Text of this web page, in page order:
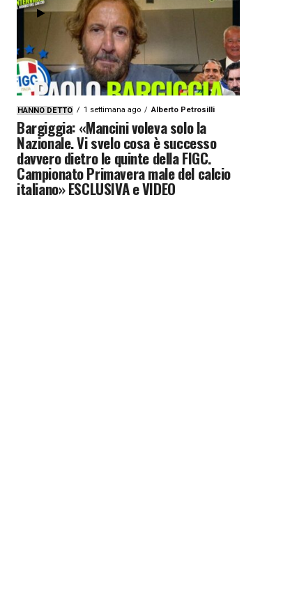
HANNO DETTO 1 settimana ago Alberto Petrosilli
Bargiggia: «Mancini voleva solo la
Nazionale. Vi svelo cosa è successo
davvero dietro le quinte della FIGC.
Campionato Primavera male del calcio
italiano» ESCLUSIVA e VIDEO